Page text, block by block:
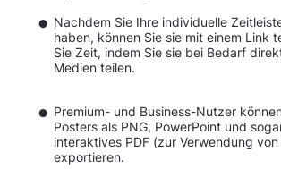
Nachdem Sie Ihre individuelle
haben, können Sie sie mit einem Link
Sie Zeit, indem Sie sie bei Bedarf
Medien teilen.
Premium- und Business-Nutzer
Posters als PNG, PowerPoint und
interaktives PDF (zur Verwendung
exportieren.